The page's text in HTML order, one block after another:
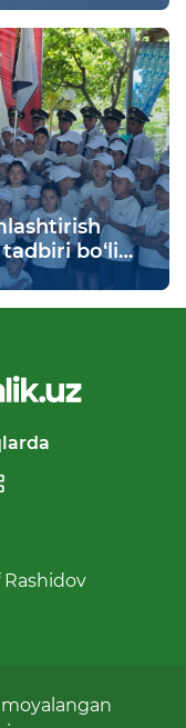
bo‘lib
Rashidov